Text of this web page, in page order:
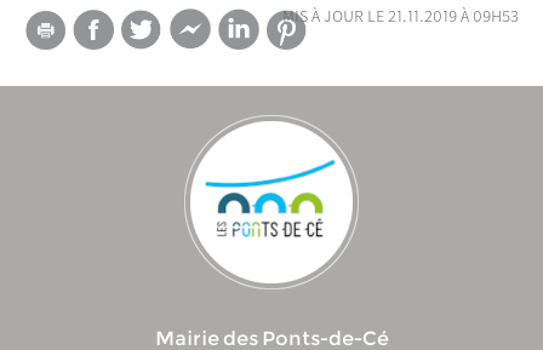
mis à jour le 21.11.2019 à 09h53
Mairie des Ponts-de-Cé